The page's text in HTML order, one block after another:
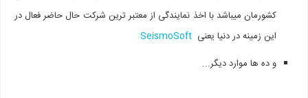
کشورمان میباشد با اخذ نمایندگی از معتبر ترین شرکت حال حاضر فعال در
این زمینه در دنیا یعنیSeismoSoft
و ده ها موارد دیگر...